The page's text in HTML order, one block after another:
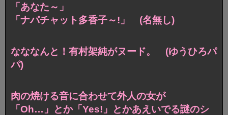
「あなた～」
「ナパチャット多香子～!」 (名無し)
なななんと！有村架純がヌード。 (ゆうひろパ
パ)
肉の焼ける音に合わせて外人の女が
「Oh…」とか「Yes!」とかあえいでる謎のシ